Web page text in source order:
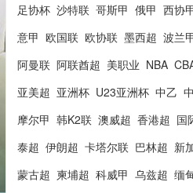
足协杯 沙特联 哥斯甲 俄甲 西协
意甲 欧国联 欧协联 墨西超 波兰
阿曼联 阿联酋超 美职业 NBA
亚美超 亚洲杯 U23亚洲杯 中乙
摩尔甲 韩K2联 澳威超 香港超 国
泰超 伊朗超 卡塔尔联 巴林超 新
蒙古超 柬埔超 科威甲 乌兹超 缅